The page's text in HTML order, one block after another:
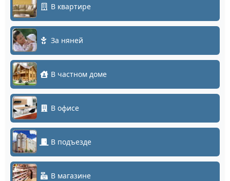
В квартире
За няней
В частном доме
В офисе
В подъезде
В магазине